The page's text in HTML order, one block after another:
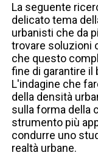
La seguente
delicato tema
urbanisti che da
trovare soluzioni
che questo
fine di garantire il
L'indagine che
della densità
sulla forma della
strumento più
condurre uno
realtà urbane.